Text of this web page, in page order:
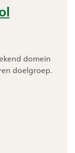
domein
doelgroep.